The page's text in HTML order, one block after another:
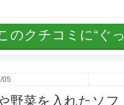
のクチコミに“ぐ
05
野菜を入れたソ